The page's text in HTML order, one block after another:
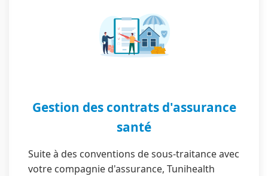
Gestion des contrats d'assurance
santé
Suite à des conventions de sous-traitance avec
votre compagnie d'assurance, Tunihealth